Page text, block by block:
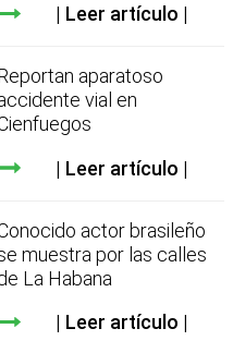
Leer artículo
aparatoso
vial en
Leer artículo
actor brasileño
muestra por las calles
La Habana
Leer artículo